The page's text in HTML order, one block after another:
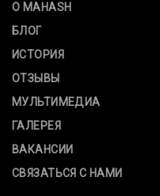
О MAHASH
БЛОГ
ИСТОРИЯ
ОТЗЫВЫ
МУЛЬТИМЕДИА
ГАЛЕРЕЯ
ВАКАНСИИ
СВЯЗАТЬСЯ С НАМИ